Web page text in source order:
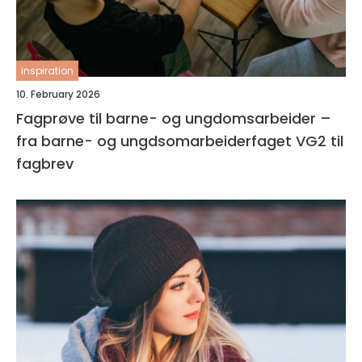
inspiration
10. February 2026
Fagprøve til barne- og ungdomsarbeider –
fra barne- og ungdsomarbeiderfaget VG2 til
fagbrev